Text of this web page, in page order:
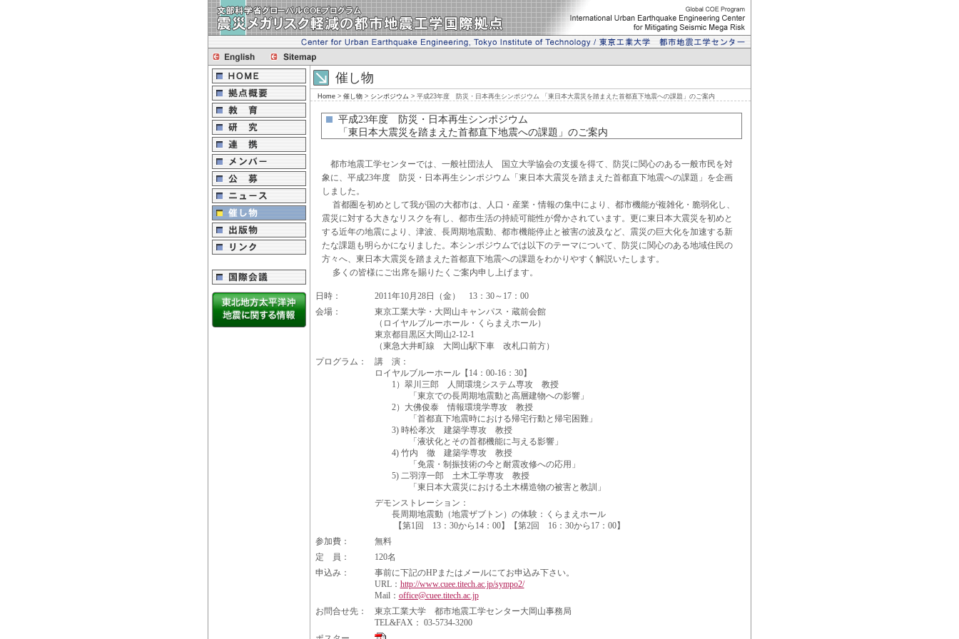
催し物
Home > 催し物 > シンポジウム > 平成23年度 防災・日本再生シンポジウム 「東日本大震災を踏まえた首都直下地震への課題」のご案内
平成23年度 防災・日本再生シンポジウム
「東日本大震災を踏まえた首都直下地震への課題」のご案内
都市地震工学センターでは、一般社団法人 国立大学協会の支援を得て、防災に関心のある一般市民を対
象に、平成23年度 防災・日本再生シンポジウム「東日本大震災を踏まえた首都直下地震への課題」を企画
しました。
首都圏を初めとして我が国の大都市は、人口・産業・情報の集中により、都市機能が複雑化・脆弱化し、
震災に対する大きなリスクを有し、都市生活の持続可能性が脅かされています。更に東日本大震災を初めと
する近年の地震により、津波、長周期地震動、都市機能停止と被害の波及など、震災の巨大化を加速する新
たな課題も明らかになりました。本シンポジウムでは以下のテーマについて、防災に関心のある地域住民の
方々へ、東日本大震災を踏まえた首都直下地震への課題をわかりやすく解説いたします。
多くの皆様にご出席を賜りたくご案内申し上げます。
日時：
2011年10月28日（金） 13：30～17：00
会場：
東京工業大学・大岡山キャンパス・蔵前会館
（ロイヤルブルーホール・くらまえホール）
東京都目黒区大岡山2-12-1
（東急大井町線 大岡山駅下車 改札口前方）
プログラム：
講 演：
ロイヤルブルーホール【14：00-16：30】
1）翠川三郎 人間環境システム専攻 教授
「東京での長周期地震動と高層建物への影響」
2）大佛俊泰 情報環境学専攻 教授
「首都直下地震時における帰宅行動と帰宅困難」
3) 時松孝次 建築学専攻 教授
「液状化とその首都機能に与える影響」
4) 竹内 徹 建築学専攻 教授
「免震・制振技術の今と耐震改修への応用」
5) 二羽淳一郎 土木工学専攻 教授
「東日本大震災における土木構造物の被害と教訓」
デモンストレーション：
長周期地震動（地震ザブトン）の体験：くらまえホール
【第1回 13：30から14：00】【第2回 16：30から17：00】
参加費：
無料
定 員：
120名
申込み：
事前に下記のHPまたはメールにてお申込み下さい。
URL： http://www.cuee.titech.ac.jp/sympo2/
Mail： office@cuee.titech.ac.jp
お問合せ先：
東京工業大学 都市地震工学センター大岡山事務局
TEL&FAX： 03-5734-3200